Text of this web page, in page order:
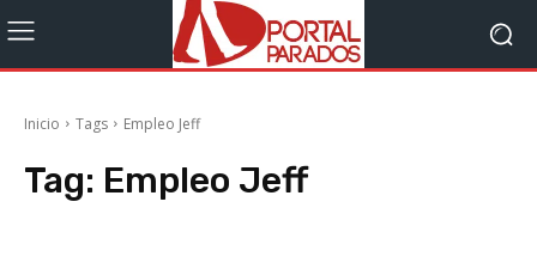
Inicio Tags Empleo Jeff
Tag: Empleo Jeff